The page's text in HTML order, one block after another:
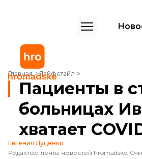
Главная Лайфстайл
Пациенты в столовых и коридорах: в
Пациенты в
больницах
хватает
Евгения Луценко